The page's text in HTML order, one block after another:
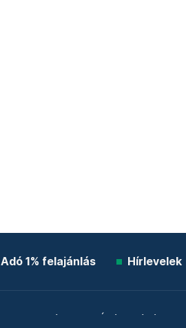
Adó 1% felajánlás Hírlevelek
Etikai kódex Átláthatóság